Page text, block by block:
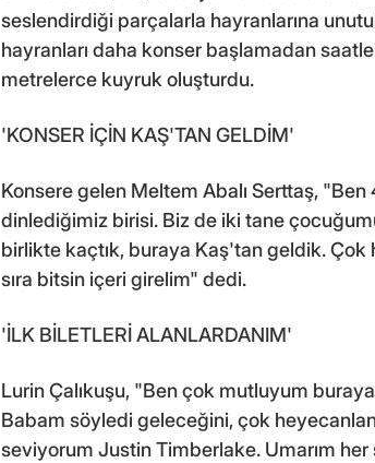
seslendirdiği parçalarla hayranlarına
hayranları daha konser başlamadan
metrelerce kuyruk oluşturdu.
'KONSER İÇİN KAŞ'TAN GELDİM'
Konsere gelen Meltem Abalı Serttaş, "Ben
dinlediğimiz birisi. Biz de iki tane
birlikte kaçtık, buraya Kaş'tan geldik. Çok
sıra bitsin içeri girelim" dedi.
'İLK BİLETLERİ ALANLARDANIM'
Lurin Çalıkuşu, "Ben çok mutluyum
Babam söyledi geleceğini, çok
seviyorum Justin Timberlake. Umarım her